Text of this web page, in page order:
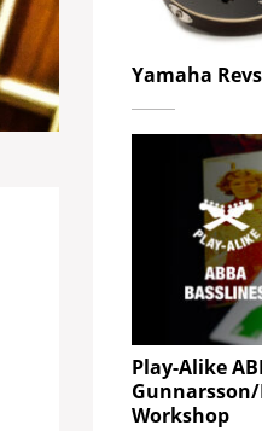
Yamaha
Play-Alike
Workshop